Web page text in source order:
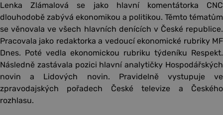
Lenka Zlámalová se jako hlavní komentátorka CNC
dlouhodobě zabývá ekonomikou a politikou. Těmto tématům
se věnovala ve všech hlavních denících v České republice.
Pracovala jako redaktorka a vedoucí ekonomické rubriky MF
Dnes. Poté vedla ekonomickou rubriku týdeníku Respekt.
Následně zastávala pozici hlavní analytičky Hospodářských
novin a Lidových novin. Pravidelně vystupuje ve
zpravodajských pořadech České televize a Českého
rozhlasu.